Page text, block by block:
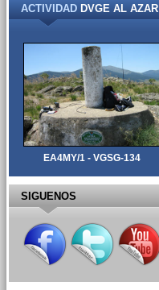
ACTIVIDADDVGE AL AZAR
EA4MY/1 - VGSG-134
SIGUENOS